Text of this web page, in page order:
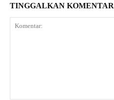
TINGGALKAN KOMENTAR